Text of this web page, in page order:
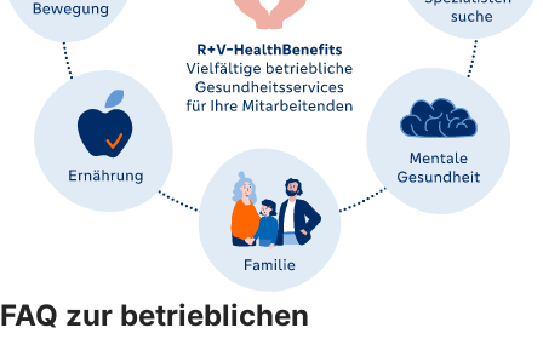
FAQ zur betrieblichen